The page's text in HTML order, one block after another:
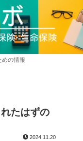
めの情報
たはずの
2024.11.20